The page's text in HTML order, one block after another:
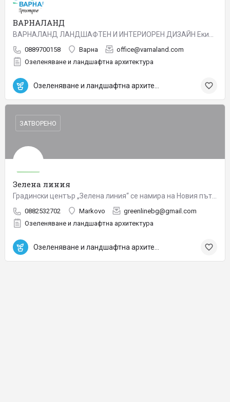
ВАРНАЛАНД
0889700158 Варна
office@varnaland.com
Озеленяване и ландшафтна архитектура
Зелена линия
0882532702 Markovo
greenlinebg@gmail.com
Озеленяване и ландшафтна архитектура
ЗАТВОРЕНО